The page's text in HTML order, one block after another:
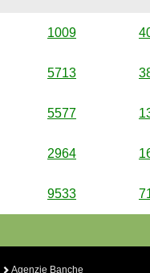
1009
5713
5577
2964
9533
Agenzie Banche